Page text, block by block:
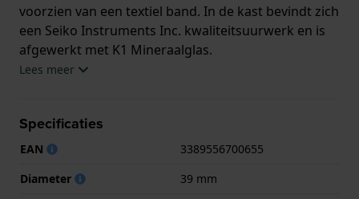
voorzien van een textiel band. In de kast bevindt zich
een Seiko Instruments Inc. kwaliteitsuurwerk en is
afgewerkt met K1 Mineraalglas.
horloge geleverd met 2 jaar garantie.
Lees meer
Specificaties
EAN
3389556700655
Diameter
39 mm